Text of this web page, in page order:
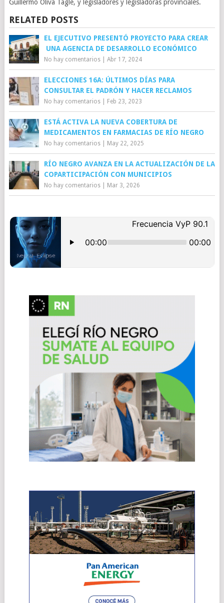
Guillermo Oliva Tagle, y legisladores y legisladoras provinciales.
RELATED POSTS
EL EJECUTIVO PRESENTÓ PROYECTO PARA CREAR
UNA AGENCIA DE DESARROLLO ECONÓMICO
No hay comentarios| Abr 17, 2024
ELECCIONES 16A: ÚLTIMOS DÍAS PARA
CONSULTAR EL PADRÓN Y HACER RECLAMOS
No hay comentarios| Feb 23, 2023
ESTÁ ACTIVA LA NUEVA COBERTURA DE
MEDICAMENTOS EN FARMACIAS DE RÍO NEGRO
No hay comentarios| May 22, 2025
RÍO NEGRO AVANZA EN LA ACTUALIZACIÓN DE LA
COPARTICIPACIÓN CON MUNICIPIOS
No hay comentarios| Mar 3, 2026